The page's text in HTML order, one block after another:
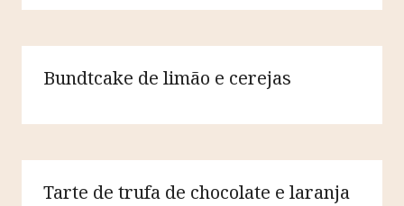
Bundtcake de limão e cerejas
Tarte de trufa de chocolate e laranja